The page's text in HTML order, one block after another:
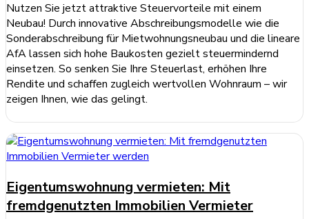
Nutzen Sie jetzt attraktive Steuervorteile mit einem
Neubau! Durch innovative Abschreibungsmodelle wie die
Sonderabschreibung für Mietwohnungsneubau und die lineare
AfA lassen sich hohe Baukosten gezielt steuermindernd
einsetzen. So senken Sie Ihre Steuerlast, erhöhen Ihre
Rendite und schaffen zugleich wertvollen Wohnraum – wir
zeigen Ihnen, wie das gelingt.
weiterlesen ...
Eigentumswohnung vermieten: Mit
fremdgenutzten Immobilien Vermieter